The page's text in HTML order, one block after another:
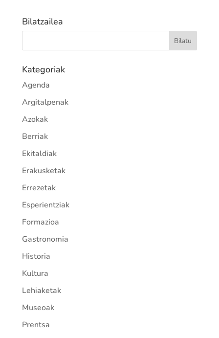
Bilatzailea
Kategoriak
Agenda
Argitalpenak
Azokak
Berriak
Ekitaldiak
Erakusketak
Errezetak
Esperientziak
Formazioa
Gastronomia
Historia
Kultura
Lehiaketak
Museoak
Prentsa